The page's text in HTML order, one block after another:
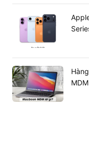
chuyên biệt.
2.1. Khối điều
Khối điều khiển CU
của bộ vi xử lý. Bộ
các phép toán hay
của nó là giải mã
ứng dụng sang ngôn
hiệu điều hướng,
2.2. Khối tính